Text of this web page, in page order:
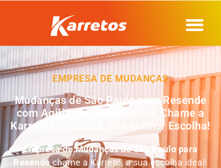
EMPRESA DE MUDANÇAS
Mudanças de São Paulo para Resende
com Agilidade e Segurança, Chame a
Karreto Mudanças, Sua Melhor Escolha!
Empresa deMudanças de São Paulo para
Resendechame a Karreto, a sua escolha ideal!